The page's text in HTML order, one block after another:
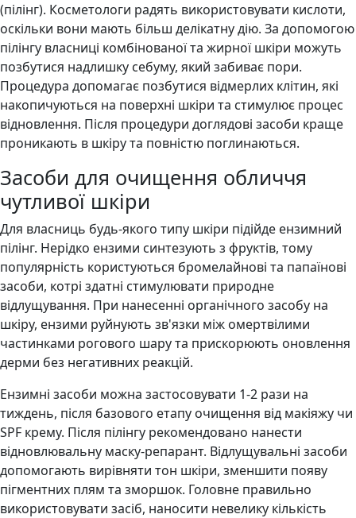
(пілінг). Косметологи радять використовувати кислоти,
оскільки вони мають більш делікатну дію. За допомогою
пілінгу власниці комбінованої та жирної шкіри можуть
позбутися надлишку себуму, який забиває пори.
Процедура допомагає позбутися відмерлих клітин, які
накопичуються на поверхні шкіри та стимулює процес
відновлення. Після процедури доглядові засоби краще
проникають в шкіру та повністю поглинаються.
Засоби для очищення обличчя
чутливої шкіри
Для власниць будь-якого типу шкіри підійде ензимний
пілінг. Нерідко ензими синтезують з фруктів, тому
популярність користуються бромелайнові та папаїнові
засоби, котрі здатні стимулювати природне
відлущування. При нанесенні органічного засобу на
шкіру, ензими руйнують зв'язки між омертвілими
частинками рогового шару та прискорюють оновлення
дерми без негативних реакцій.
Ензимні засоби можна застосовувати 1-2 рази на
тиждень, після базового етапу очищення від макіяжу чи
SPF крему. Після пілінгу рекомендовано нанести
відновлювальну маску-репарант. Відлущувальні засоби
допомогають вирівняти тон шкіри, зменшити появу
пігментних плям та зморшок. Головне правильно
використовувати засіб, наносити невелику кількість